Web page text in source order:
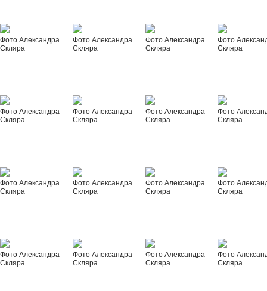
Фото Александра
Скляра
Фото Александра
Скляра
Фото Александра
Скляра
Фото
Скляра
Фото Александра
Скляра
Фото Александра
Скляра
Фото Александра
Скляра
Фото
Скляра
Фото Александра
Скляра
Фото Александра
Скляра
Фото Александра
Скляра
Фото
Скляра
Фото Александра
Скляра
Фото Александра
Скляра
Фото Александра
Скляра
Фото
Скляра